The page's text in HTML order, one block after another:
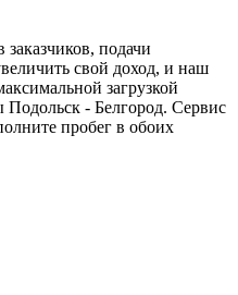
подачи
свой доход, и наш
загрузкой
- Белгород. Сервис
пробег в обоих